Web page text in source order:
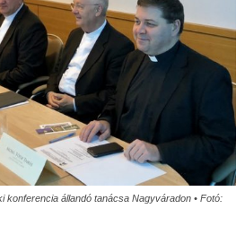
konferencia állandó tanácsa Nagyváradon • Fotó: